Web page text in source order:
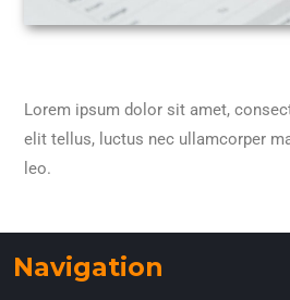
Lorem ipsum dolor sit amet,
elit tellus, luctus nec ullamcorper
leo.
Navigation